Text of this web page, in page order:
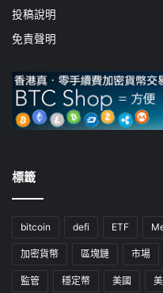
投稿說明
免責聲明
標籤
bitcoin defi ETF
加密貨幣 區塊鏈 市場
監管 穩定幣 美國